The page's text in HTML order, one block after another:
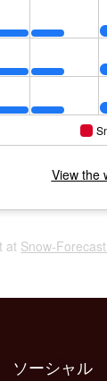
at Snow-
ソーシャル